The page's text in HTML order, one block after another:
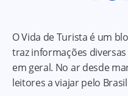
O Vida de Turista é um
traz informações
em geral. No ar desde
leitores a viajar pelo